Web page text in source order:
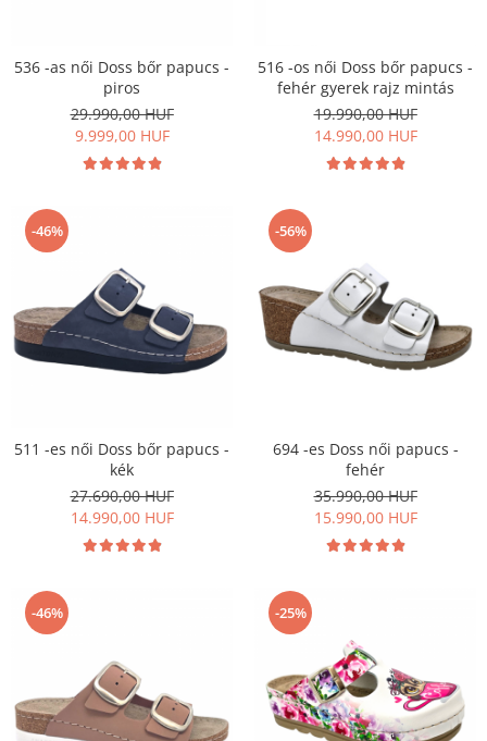
Férfi nyitott papucs - DOSS
Házi papucs - DOSS
PIUMETTA - gördülő talpú lábbeli
MEDI+ LÁBBELI
Ferfi csukott papucsok - Medi+
Női nyitott papucs - Medi+
Női szandál
LEON KLOMPE LÁBBELI
Női csukott papucs - Leon
Férfi csukott papucs - Leon
Férfi nyitott papucs
NYÁRI NŐI LÁBBELI KOLLEKCIÓ
Szandál
GYEREK SZANDÁL ÉS PAPUCS
STERILIZÁLHATÓ KLUMPA
TÉLI GYAPJÚ PAPUCSOK - női és
férfi
KIVEHETŐ TALPBETÉTES KLUMPA
536 -as női Doss bőr papucs -
piros
29.990,00 HUF
9.999,00 HUF
516 -os női Doss bőr papucs -
fehér gyerek rajz mintás
19.990,00 HUF
14.990,00 HUF
-46%
511 -es női Doss bőr papucs -
kék
27.690,00 HUF
14.990,00 HUF
-56%
694 -es Doss női papucs -
fehér
35.990,00 HUF
15.990,00 HUF
-46% -25%